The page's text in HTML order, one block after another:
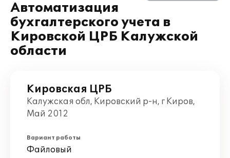
Автоматизация
бухгалтерского учета в
Кировской ЦРБ Калужской
области
Кировская ЦРБ
Калужская обл, Кировский р-н, г Киров,
Май 2012
Вариант работы
Файловый